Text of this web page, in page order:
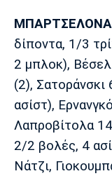
ΜΠΑΡΤΣΕΛΟΝΑ
δίποντα, 1/3
2 μπλοκ),
(2), Σατοράνσκι
ασίστ),
Λαπροβίτολα
2/2 βολές, 4
Νάτζι,